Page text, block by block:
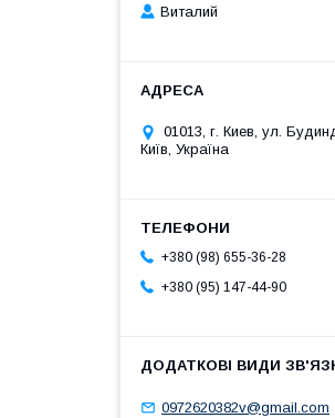
Виталий
01013, г. Киев, ул.
Київ, Україна
+380 (98) 655-36-28
+380 (95) 147-44-90
0972620382v@gmail.com